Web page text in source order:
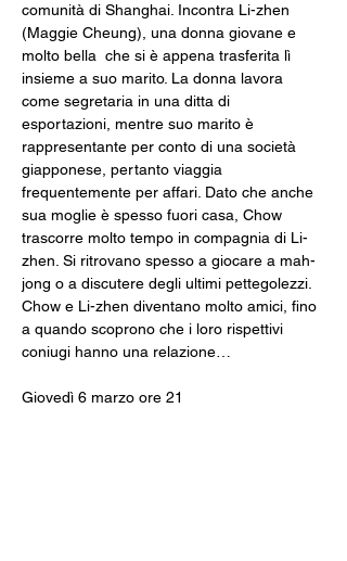
comunità di Shanghai. Incontra Li-zhen
(Maggie Cheung), una donna giovane e
molto bella  che si è appena trasferita lì
insieme a suo marito. La donna lavora
come segretaria in una ditta di
esportazioni, mentre suo marito è
rappresentante per conto di una società
giapponese, pertanto viaggia
frequentemente per affari. Dato che anche
sua moglie è spesso fuori casa, Chow
trascorre molto tempo in compagnia di Li-
zhen. Si ritrovano spesso a giocare a mah-
jong o a discutere degli ultimi pettegolezzi.
Chow e Li-zhen diventano molto amici, fino
a quando scoprono che i loro rispettivi
coniugi hanno una relazione…
Giovedì 6 marzo ore 21